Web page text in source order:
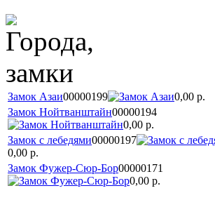
Замок Азаи00000199 0,00 р.
Замок Нойтванштайн00000194
0,00 р.
Замок с лебедями00000197
0,00 р.
Замок Фужер-Сюр-Бор00000171
0,00 р.